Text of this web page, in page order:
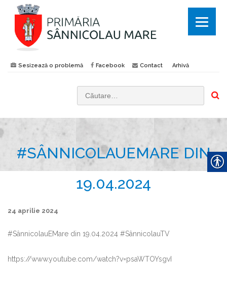
Sesizează o problemă Facebook Contact Arhivă
:
#SÂNNICOLAUEMARE DIN
19.04.2024
24 aprilie 2024
#SânnicolauEMare din 19.04.2024 #SânnicolauTV
https://www.youtube.com/watch?v=psaWTOYsgvI